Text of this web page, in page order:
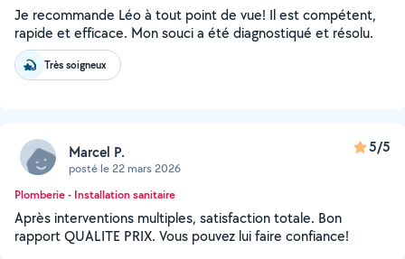
Je recommande Léo à tout point de vue! Il est compétent,
rapide et efficace. Mon souci a été diagnostiqué et résolu.
Très soigneux
Marcel P.
posté le 22 mars 2026
5/5
Plomberie - Installation sanitaire
Après interventions multiples, satisfaction totale. Bon
rapport QUALITE PRIX. Vous pouvez lui faire confiance!